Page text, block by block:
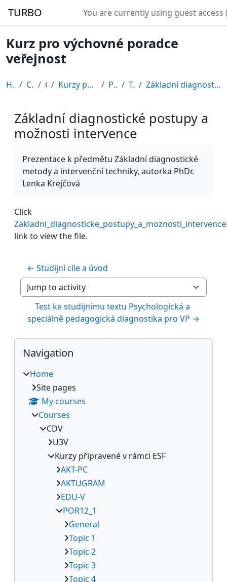
TURBO You are currently using guest access
Kurz pro výchovné poradce
veřejnost
Home Courses CDV Kurzy připravené v rámci ESF POR12_1 Topic 9 Základní diagnostické postupy a možnosti intervence
Základní diagnostické postupy a
možnosti intervence
Prezentace k předmětu Základní diagnostické
metody a intervenční techniky, autorka PhDr.
Lenka Krejčová
Click
link to view the file.
← Studijní cíle a úvod
Jump to activity
Test ke studijnímu textu Psychologická a
speciálně pedagogická diagnostika pro VP →
Blocks
Skip Navigation
Navigation
Home
Site pages
My courses
Courses
CDV
U3V
Kurzy připravené v rámci ESF
AKT-PC
AKTUGRAM
EDU-V
POR12_1
General
Topic 1
Topic 2
Topic 3
Topic 4